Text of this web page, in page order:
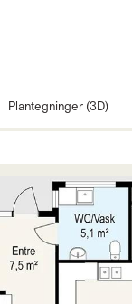
Plantegninger (3D)